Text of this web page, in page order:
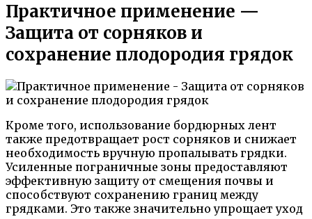
Практичное применение —
Защита от сорняков и
сохранение плодородия грядок
Кроме того, использование бордюрных лент
также предотвращает рост сорняков и снижает
необходимость вручную пропалывать грядки.
Усиленные пограничные зоны предоставляют
эффективную защиту от смещения почвы и
способствуют сохранению границ между
грядками. Это также значительно упрощает уход